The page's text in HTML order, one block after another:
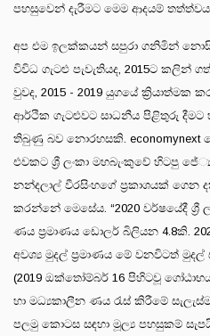
පහසුවෙන් දැරීමට මෙම ආදයම්
අප එම ඉලක්කයන් සපුරා ගනිමින්
විවිධ ගැටළු පැවැතියද, 2015ට කලින්
වුවද, 2015 - 2019 යුගයේ ක්‍රියාත්මක
ආර්ථික ගැටළුවට සාධනීය පිළිතුරු දීමට
තිබුණු බව නොරහසකි. economynext
එවකට ශ්‍රී ලංකා මහබැංකුවේ හිටපු
නන්දලාල් වීරසිංහගේ ප්‍රකාශයක්
කරන්නේ මෙසේය. “2020 වර්ෂයේදී ශ්‍රී
ණය ප්‍රමාණය ඩොලර් බිලියන 4.8කි.
අවශ්‍ය මුදල් ප්‍රමාණය මේ වනවිටත්
(2019 ඔක්තෝම්බර් 16 පිහිටවූ
හා මධ්‍යකාලීන ණය රැස් කිරීමේ
පලමු කොටස සඳහා මූල්‍ය පහසුකම්